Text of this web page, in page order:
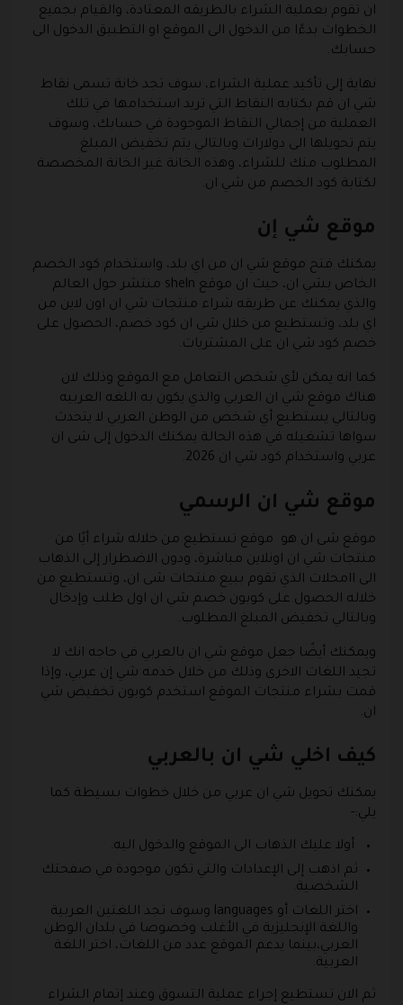
ان تقوم بعملية الشراء بالطريقه المعتادة، والقيام بجميع
الخطوات بدءًا من الدخول الى الموقع او التطبيق الدخول الى
حسابك.
نهاية إلى تأكيد عملية الشراء، سوف تجد خانة تسمى نقاط
شي ان قم بكتابه النقاط التي تريد استخدامها في تلك
العملية من إجمالي النقاط الموجودة في حسابك، وسوف
يتم تحويلها الى دولارات وبالتالي يتم تخفيض المبلغ
المطلوب منك للشراء، وهذه الخانة غير الخانة المخصصة
لكتابة كود الخصم من شي ان.
موقع شي إن
يمكنك فتح موقع شي ان من اي بلد، واستخدام كود الخصم
الخاص بشي ان، حيث ان موقع sheln منتشر حول العالم
والذي يمكنك عن طريقه شراء منتجات شي ان اون لاين من
اي بلد، وتستطيع من خلال شي ان كود خصم، الحصول على
خصم كود شي ان على المشتريات.
كما انه يمكن لأي شخص التعامل مع الموقع وذلك لان
هناك موقع شي ان العربي والذي يكون به اللغه العربيه
وبالتالي يستطيع أي شخص من الوطن العربي لا يتحدث
سواها تشغيله في هذه الحالة يمكنك الدخول إلى شى ان
عربي واستخدام كود شي ان 2026.
موقع شي ان الرسمي
موقع شى ان هو موقع تستطيع من خلاله شراء أيًا من
منتجات شي ان اونلاين مباشرة، ودون الاضطرار إلى الذهاب
الى اامحلات الذي تقوم ببيع منتجات شى ان، وتستطيع من
خلاله الحصول على كوبون خصم شي ان اول طلب وإدخال
وبالتالي تخفيض المبلغ المطلوب.
ويمكنك أيضًا جعل موقع شي ان بالعربي في حاجه انك لا
تجيد اللغات الاخرى وذلك من خلال خدمه شي إن عربي، وإذا
قمت بشراء منتجات الموقع استخدم كوبون تخفيض شي
ان.
كيف اخلي شي ان بالعربي
يمكنك تحويل شي ان عربي من خلال خطوات بسيطة كما
يلي:-
أولا عليك الذهاب الى الموقع والدخول اليه.
ثم اذهب إلى الإعدادات والتي تكون موجودة في صفحتك
الشخصية.
اختر اللغات أو languages وسوف تجد اللغتين العربية
واللغة الإنجليزية في الأغلب وخصوصا في بلدان الوطن
العربي،بينما يدعم الموقع عدد من اللغات، اختر اللغة
العربية.
ثم الان تستطيع إجراء عملية التسوق وعند إتمام الشراء